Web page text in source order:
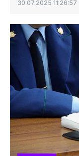
30.07.2025 11:26:57